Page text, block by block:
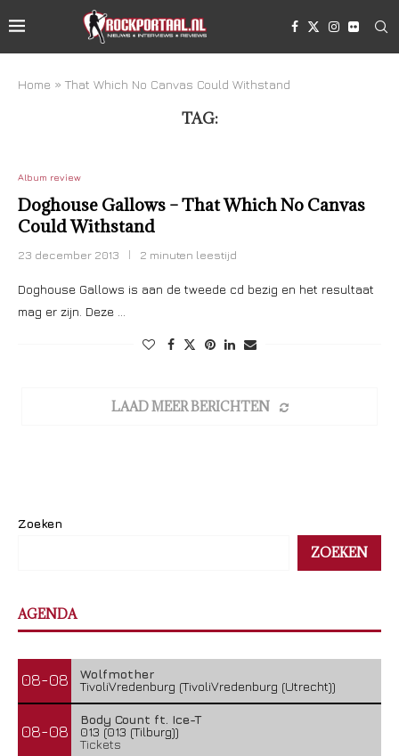
Home » That Which No Canvas Could Withstand
TAG:
Album review
Doghouse Gallows – That Which No Canvas
Could Withstand
23 december 2013 2 minuten leestijd
Doghouse Gallows is aan de tweede cd bezig en het resultaat
mag er zijn. Deze …
LAAD MEER BERICHTEN
Zoeken
ZOEKEN
AGENDA
08-08
Wolfmother
TivoliVredenburg (TivoliVredenburg (Utrecht))
08-08
Body Count ft. Ice-T
013 (013 (Tilburg))
Tickets